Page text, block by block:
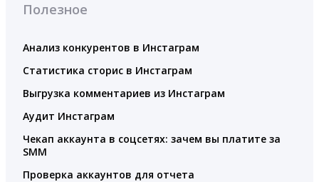
Полезное
Анализ конкурентов в Инстаграм
Статистика сторис в Инстаграм
Выгрузка комментариев из Инстаграм
Аудит Инстаграм
Чекап аккаунта в соцсетях: зачем вы платите за
SMM
Проверка аккаунтов для отчета